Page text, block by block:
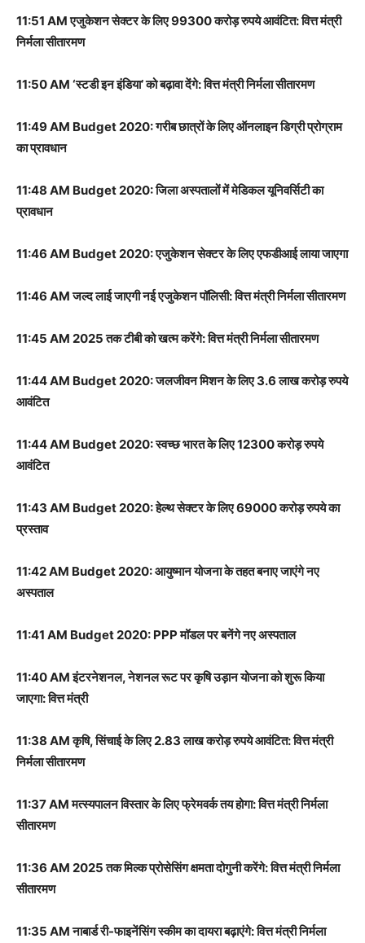
11:51 AM एजुकेशन सेक्टर के लिए 99300 करोड़ रुपये आवंटित: वित्त मंत्री
निर्मला सीतारमण
11:50 AM ‘स्टडी इन इंडिया’ को बढ़ावा देंगे: वित्त मंत्री निर्मला सीतारमण
11:49 AM Budget 2020: गरीब छात्रों के लिए ऑनलाइन डिग्री प्रोग्राम
का प्रावधान
11:48 AM Budget 2020: जिला अस्पतालों में मेडिकल यूनिवर्सिटी का
प्रावधान
11:46 AM Budget 2020: एजुकेशन सेक्टर के लिए एफडीआई लाया जाएगा
11:46 AM जल्द लाई जाएगी नई एजुकेशन पॉलिसी: वित्त मंत्री निर्मला सीतारमण
11:45 AM 2025 तक टीबी को खत्म करेंगे: वित्त मंत्री निर्मला सीतारमण
11:44 AM Budget 2020: जलजीवन मिशन के लिए 3.6 लाख करोड़ रुपये
आवंटित
11:44 AM Budget 2020: स्वच्छ भारत के लिए 12300 करोड़ रुपये
आवंटित
11:43 AM Budget 2020: हेल्थ सेक्टर के लिए 69000 करोड़ रुपये का
प्रस्ताव
11:42 AM Budget 2020: आयुष्मान योजना के तहत बनाए जाएंगे नए
अस्पताल
11:41 AM Budget 2020: PPP मॉडल पर बनेंगे नए अस्पताल
11:40 AM इंटरनेशनल, नेशनल रूट पर कृषि उड़ान योजना को शुरू किया
जाएगा: वित्त मंत्री
11:38 AM कृषि, सिंचाई के लिए 2.83 लाख करोड़ रुपये आवंटित: वित्त मंत्री
निर्मला सीतारमण
11:37 AM मत्स्यपालन विस्तार के लिए फ्रेमवर्क तय होगा: वित्त मंत्री निर्मला
सीतारमण
11:36 AM 2025 तक मिल्क प्रोसेसिंग क्षमता दोगुनी करेंगे: वित्त मंत्री निर्मला
सीतारमण
11:35 AM नाबार्ड री-फाइनेंसिंग स्कीम का दायरा बढ़ाएंगे: वित्त मंत्री निर्मला